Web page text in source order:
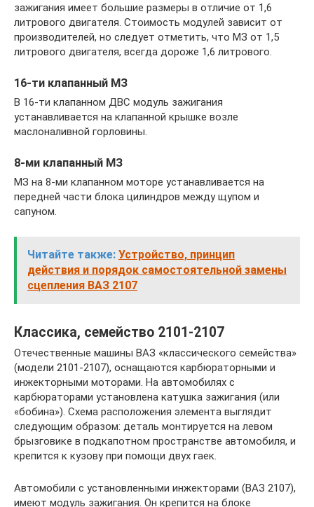
зажигания имеет большие размеры в отличие от 1,6
литрового двигателя. Стоимость модулей зависит от
производителей, но следует отметить, что МЗ от 1,5
литрового двигателя, всегда дороже 1,6 литрового.
16-ти клапанный МЗ
В 16-ти клапанном ДВС модуль зажигания
устанавливается на клапанной крышке возле
маслоналивной горловины.
8-ми клапанный МЗ
МЗ на 8-ми клапанном моторе устанавливается на
передней части блока цилиндров между щупом и
сапуном.
Читайте также: Устройство, принцип
действия и порядок самостоятельной замены
сцепления ВАЗ 2107
Классика, семейство 2101-2107
Отечественные машины ВАЗ «классического семейства»
(модели 2101-2107), оснащаются карбюраторными и
инжекторными моторами. На автомобилях с
карбюраторами установлена катушка зажигания (или
«бобина»). Схема расположения элемента выглядит
следующим образом: деталь монтируется на левом
брызговике в подкапотном пространстве автомобиля, и
крепится к кузову при помощи двух гаек.
Автомобили с установленными инжекторами (ВАЗ 2107),
имеют модуль зажигания. Он крепится на блоке